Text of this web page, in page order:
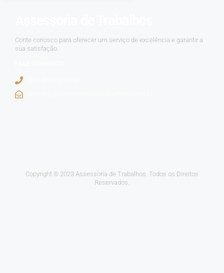
Conte conosco para oferecer um serviço de excelência e garantir a
sua satisfação.
Copyright © 2023 Assessoria de Trabalhos. Todos os Direitos
Reservados.